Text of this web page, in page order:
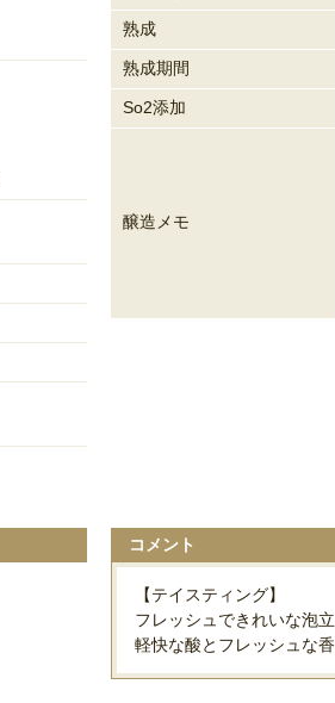
熟成
熟成期間
So2添加
醸造メモ
コメント
【テイスティング】
フレッシュできれいな泡
軽快な酸とフレッシュな